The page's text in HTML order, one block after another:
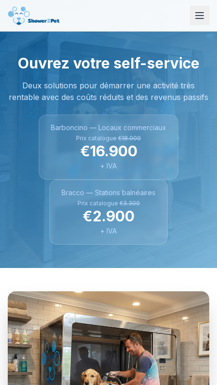
Ouvrez votre self-service
Deux solutions pour démarrer une activité très
rentable avec des coûts réduits et des revenus passifs
Barboncino — Locaux commerciaux
Prix catalogue €18.000
€16.900
+ IVA
Bracco — Stations balnéaires
Prix catalogue €3.300
€2.900
+ IVA